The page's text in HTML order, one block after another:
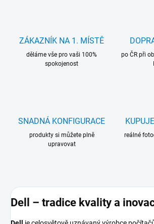
ZÁKAZNÍK NA 1. MÍSTĚ
děláme vše pro vaši 100%
spokojenost
po ČR při
SNADNÁ KONFIGURACE
produkty si můžete plně
upravovat
reálné
Dell – tradice kvality a